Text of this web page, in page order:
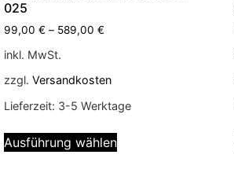
025
99,00 € – 589,00 €
inkl. MwSt.
zzgl. Versandkosten
Lieferzeit: 3-5 Werktage
Ausführung wählen